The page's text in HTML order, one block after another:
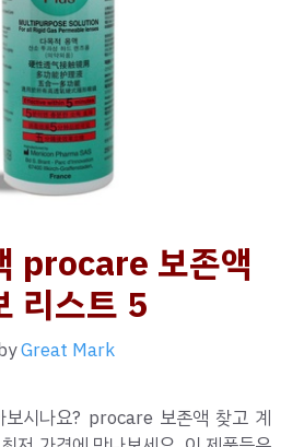
procare 보존액
리스트 5
Great Mark
시나요? procare 보존액 찾고 계